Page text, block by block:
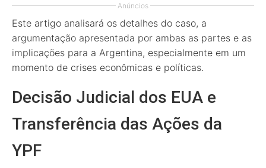
Anúncios
Este artigo analisará os detalhes do caso, a
argumentação apresentada por ambas as partes e as
implicações para a Argentina, especialmente em um
momento de crises econômicas e políticas.
Decisão Judicial dos EUA e
Transferência das Ações da
YPF